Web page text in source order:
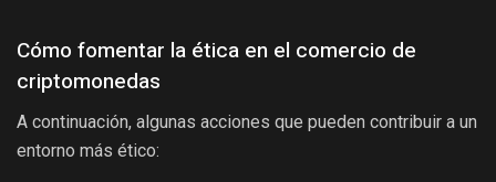
Cómo fomentar la ética en el comercio de
criptomonedas
A continuación, algunas acciones que pueden contribuir a un
entorno más ético: